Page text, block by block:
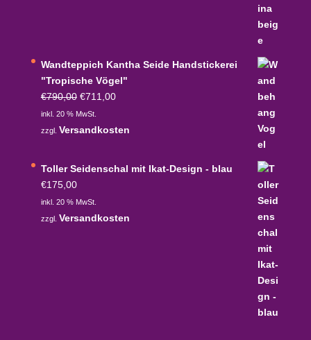
Wandteppich Kantha Seide Handstickerei
"Tropische Vögel"
€790,00 Ursprünglicher
Preis
war:
€711,00Aktueller
ist:
inkl. 20 % MwSt.
zzgl. Versandkosten
Toller Seidenschal mit Ikat-Design - blau
€175,00
inkl. 20 % MwSt.
zzgl. Versandkosten